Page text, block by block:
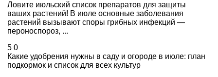
Ловите июльский список препаратов для защиты
ваших растений! В июле основные заболевания
растений вызывают споры грибных инфекций —
пероноспороз, ...
5 0
Какие удобрения нужны в саду и огороде в июле: план
подкормок и список для всех культур